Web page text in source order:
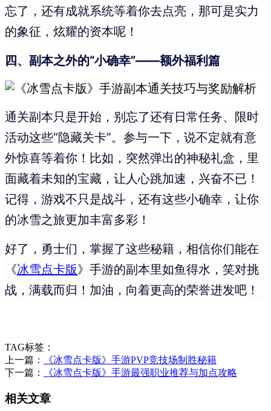
忘了，还有成就系统等着你去点亮，那可是实力
的象征，炫耀的资本呢！
四、副本之外的“小确幸”——额外福利篇
通关副本只是开始，别忘了还有日常任务、限时
活动这些“隐藏关卡”。参与一下，说不定就有意
外惊喜等着你！比如，突然弹出的神秘礼盒，里
面藏着未知的宝藏，让人心跳加速，兴奋不已！
记得，游戏不只是战斗，还有这些小确幸，让你
的冰雪之旅更加丰富多彩！
好了，勇士们，掌握了这些秘籍，相信你们能在
《冰雪点卡版》手游的副本里如鱼得水，笑对挑
战，满载而归！加油，向着更高的荣誉进发吧！
TAG标签：
上一篇：
《冰雪点卡版》手游PVP竞技场制胜秘籍
下一篇：
《冰雪点卡版》手游最强职业推荐与加点攻略
相关文章